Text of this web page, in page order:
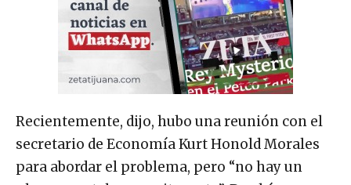
Recientemente, dijo, hubo una reunión con el
secretario de Economía Kurt Honold Morales
para abordar el problema, pero “no hay un